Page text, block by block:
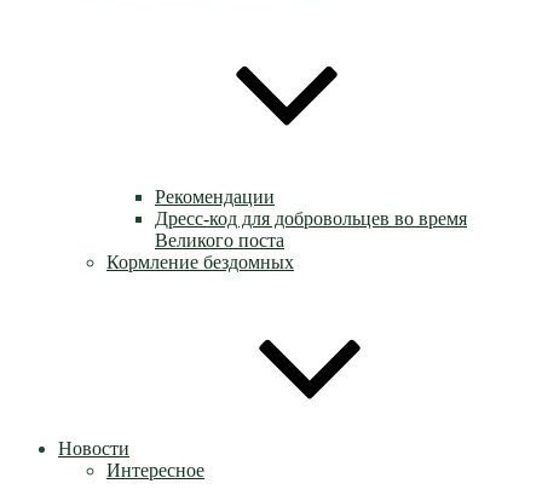
Рекомендации
Дресс-код для добровольцев во время
Великого поста
Кормление бездомных
Новости
Интересное